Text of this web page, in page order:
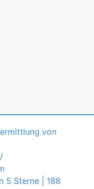
von
5 Sterne
188